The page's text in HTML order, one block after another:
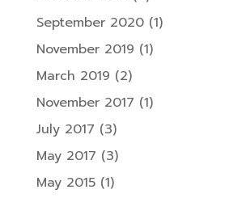
September 2020(1)
November 2019 (1)
March 2019 (2)
November 2017 (1)
July 2017 (3)
May 2017 (3)
May 2015(1)